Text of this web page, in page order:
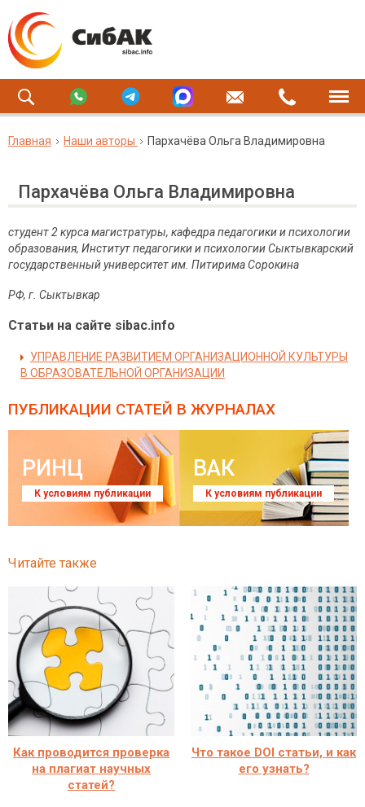
Главная Наши авторы Пархачёва Ольга Владимировна
Пархачёва Ольга Владимировна
студент 2 курса магистратуры, кафедра педагогики и психологии
образования, Институт педагогики и психологии Сыктывкарский
государственный университет им. Питирима Сорокина
РФ, г. Сыктывкар
Статьи на сайте sibac.info
УПРАВЛЕНИЕ РАЗВИТИЕМ ОРГАНИЗАЦИОННОЙ КУЛЬТУРЫ
В ОБРАЗОВАТЕЛЬНОЙ ОРГАНИЗАЦИИ
ПУБЛИКАЦИИ СТАТЕЙ В ЖУРНАЛАХ
РИНЦ
К условиям публикации
ВАК
К условиям публикации
Читайте также
Как проводится проверка
на плагиат научных
статей?
Что такое DOI статьи, и как
его узнать?